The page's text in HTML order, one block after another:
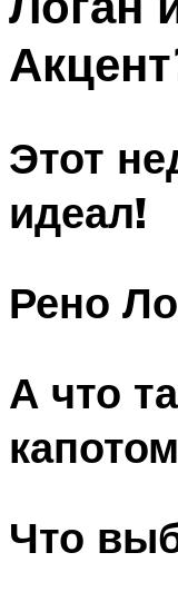
Этот
идеал!
Рено
А что
Что